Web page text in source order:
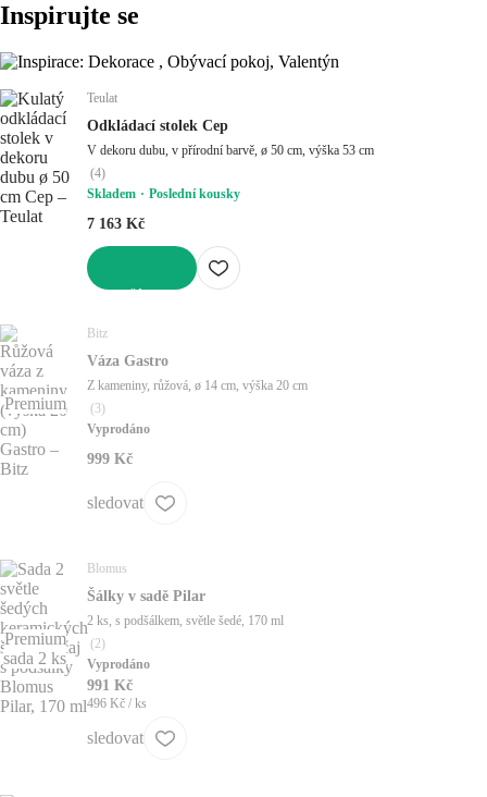
Inspirujte se
Teulat
Odkládací stolek Cep
V dekoru dubu, v přírodní barvě, ø 50 cm, výška 53 cm
(4)
Skladem
Poslední kousky
7 163 Kč
Premium
Bitz
Váza Gastro
Z kameniny, růžová, ø 14 cm, výška 20 cm
(3)
Vyprodáno
999 Kč
sledovat
Premium
sada 2 ks
Blomus
Šálky v sadě Pilar
2 ks, s podšálkem, světle šedé, 170 ml
(2)
Vyprodáno
991 Kč
496 Kč / ks
sledovat